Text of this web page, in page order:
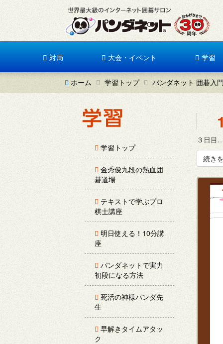
対局 大会・イベント 学習
ホーム 学習トップ パンダネット 囲碁入
学習トップ
金秀俊九段の熱血囲
碁道場
テキストで学ぶプロ
棋士講座
明日使える！10分講
座
パンダネットで実力
初段になる方法
死活の神様パンダ先
生
早解きタイムアタッ
ク
３日目
続き